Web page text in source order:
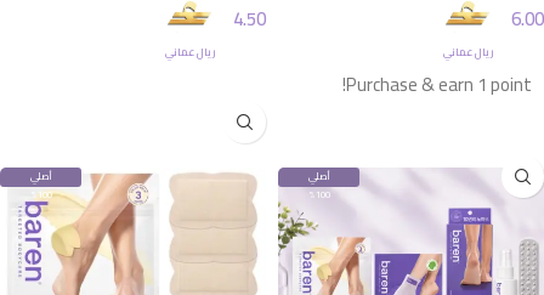
6.00
ريال عماني
Purchase & earn 1 point!
4.50
ريال عماني
أصلي
100%
أصلي
100%